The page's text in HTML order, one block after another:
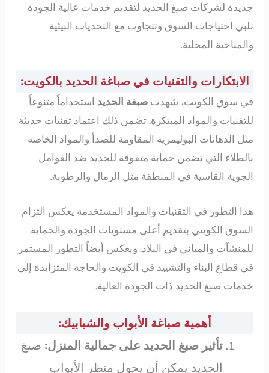
جديدة لشركات صبغ الحديد لتقديم خدمات عالية الجودة
تلبي احتياجات السوق وتتجاوب مع التحديات البيئية
والمناخية المحلية.
الابتكارات والتقنيات في صباغة الحديد بالكويت:
في سوق الكويت، شهدتصبغة الحديد استخداماً متنوعاً
للتقنيات والمواد المبتكرة. تضمن ذلك اعتماد تقنيات حديثة
مثل الدهانات البوليمرية المقاومة للصدأ والمواد الخاصة
بالطلاء التي تضمن حماية متفوقة للحديد ضد العوامل
الجوية القاسية في المنطقة مثل الرمال والرطوبة.
هذا التطور في التقنيات والمواد المستخدمة يعكس التزام
السوق الكويتي بتقديم أعلى مستويات الجودة والحماية
للمنشآت والمباني في البلاد. ويعكس أيضاً التطور المستمر
في قطاع البناء والتشييد في الكويت والحاجة المتزايدة إلى
خدمات صبغ الحديد ذات الجودة العالية.
أهمية صباغة الأبواب والشبابيك:
تأثير صبغ الحديد على جمالية المنزل: صبغ
الحديد يمكن أن يحول منظر الأبواب